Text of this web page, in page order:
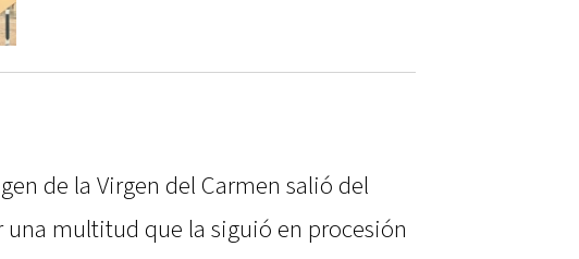
de la Virgen del Carmen salió del
multitud que la siguió en procesión